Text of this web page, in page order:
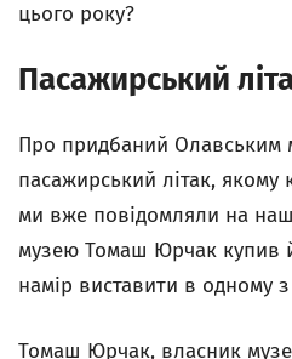
цього року?
Пасажирський
Про придбаний Олавським
пасажирський літак, якому
ми вже повідомляли на
музею Томаш Юрчак купив
намір виставити в одному
Томаш Юрчак, власник